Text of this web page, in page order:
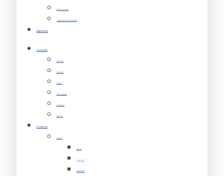
Reise Checkliste
Lagerbestand Reisemobile
WERKSTATT
STANDORTE
Gütersloh
Bielefeld
Herford
Bad Salzuflen
Paderborn
Detmold
FAHRZEUGE
Marken
VOLVO
LYNK & CO
POLESTAR